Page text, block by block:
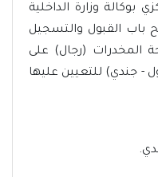
بوكالة وزارة الداخلية
باب القبول والتسجيل
المخدرات (رجال) على
- جندي) للتعيين عليها